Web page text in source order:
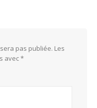
pas publiée. Les
avec*